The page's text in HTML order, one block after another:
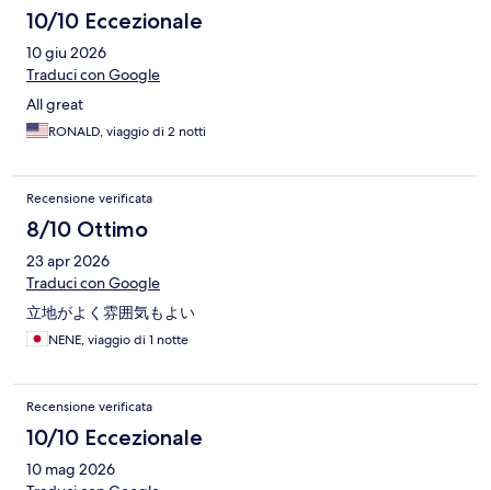
10/10 Eccezionale
10 giu 2026
Traduci con Google
All great
RONALD, viaggio di 2 notti
Recensione verificata
8/10 Ottimo
23 apr 2026
Traduci con Google
立地がよく雰囲気もよい
NENE, viaggio di 1 notte
Recensione verificata
10/10 Eccezionale
10 mag 2026